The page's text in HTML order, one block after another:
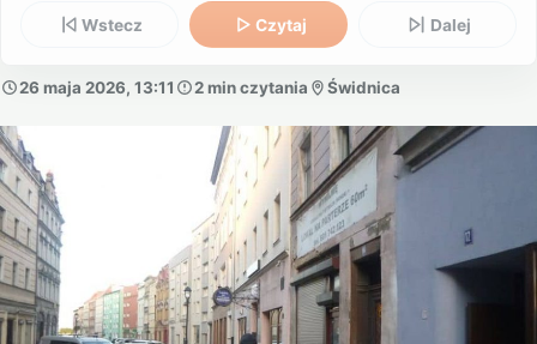
Wstecz Czytaj Dalej
26 maja 2026, 13:11 2 min czytania Świdnica